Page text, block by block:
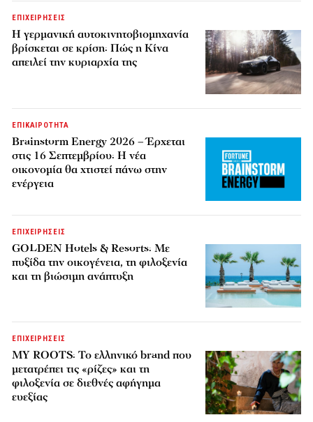
ΕΠΙΧΕΙΡΗΣΕΙΣ
Η γερμανική αυτοκινητοβιομηχανία
βρίσκεται σε κρίση: Πώς η Κίνα
απειλεί την κυριαρχία της
ΕΠΙΚΑΙΡΟΤΗΤΑ
Brainstorm Energy 2026 – Έρχεται
στις 16 Σεπτεμβρίου: Η νέα
οικονομία θα χτιστεί πάνω στην
ενέργεια
ΕΠΙΧΕΙΡΗΣΕΙΣ
GOLDEN Hotels & Resorts: Με
πυξίδα την οικογένεια, τη φιλοξενία
και τη βιώσιμη ανάπτυξη
ΕΠΙΧΕΙΡΗΣΕΙΣ
MY ROOTS: Το ελληνικό brand που
μετατρέπει τις «ρίζες» και τη
φιλοξενία σε διεθνές αφήγημα
ευεξίας